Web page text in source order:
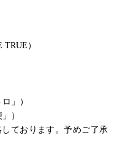
）
」）
）
ております。予めご了承